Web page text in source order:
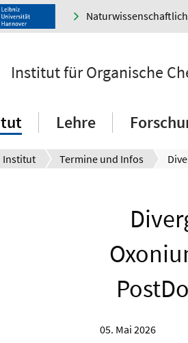
Institut für Organische
Lehre
Institut Termine und Infos
05. Mai 2026